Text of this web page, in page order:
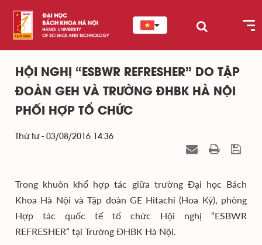
HỘI NGHỊ “ESBWR REFRESHER” DO TẬP
ĐOÀN GEH VÀ TRƯỜNG ĐHBK HÀ NỘI
PHỐI HỢP TỔ CHỨC
Thứ tư - 03/08/2016 14:36
Trong khuôn khổ hợp tác giữa trường Đại học Bách
Khoa Hà Nội và Tập đoàn GE Hitachi (Hoa Kỳ), phòng
Hợp tác quốc tế tổ chức Hội nghị “ESBWR
REFRESHER” tại Trường ĐHBK Hà Nội.